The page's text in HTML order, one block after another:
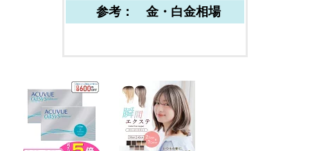
参考： 金・白金相場